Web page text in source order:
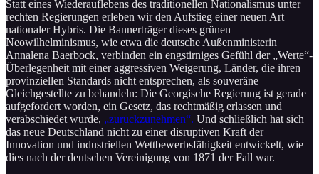
Statt eines Wiederauflebens des traditionellen Nationalismus unter
rechten Regierungen erleben wir den Aufstieg einer neuen Art
nationaler Hybris. Die Bannerträger dieses grünen
Neowilhelminismus, wie etwa die deutsche Außenministerin
Annalena Baerbock, verbinden ein engstirniges Gefühl der „Werte“-
Überlegenheit mit einer aggressiven Weigerung, Länder, die ihren
provinziellen Standards nicht entsprechen, als souveräne
Gleichgestellte zu behandeln: Die Georgische Regierung ist gerade
aufgefordert worden, ein Gesetz, das rechtmäßig erlassen und
verabschiedet wurde, „zurückzunehmen“. Und schließlich hat sich
das neue Deutschland nicht zu einer disruptiven Kraft der
Innovation und industriellen Wettbewerbsfähigkeit entwickelt, wie
dies nach der deutschen Vereinigung von 1871 der Fall war.